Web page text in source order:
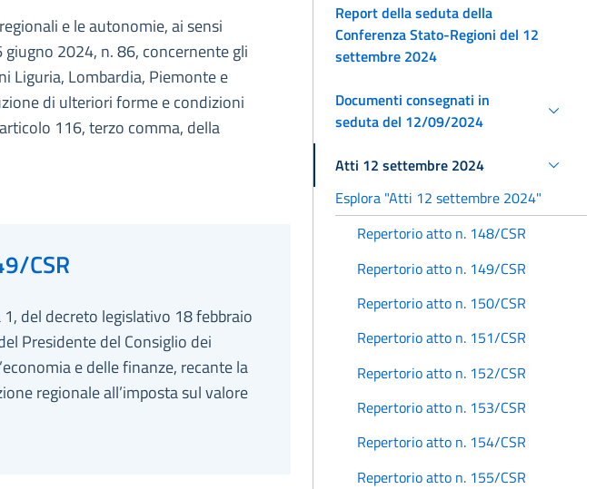
e le autonomie, ai sensi
2024, n. 86, concernente gli
Liguria, Lombardia, Piemonte e
di ulteriori forme e condizioni
116, terzo comma, della
CSR
del decreto legislativo 18 febbraio
Presidente del Consiglio dei
e delle finanze, recante la
regionale all’imposta sul valore
Report della seduta della
Conferenza Stato-Regioni del 12
settembre 2024
Documenti consegnati in
seduta del 12/09/2024
Atti 12 settembre 2024
Esplora "Atti 12 settembre 2024"
Repertorio atto n. 148/CSR
Repertorio atto n. 149/CSR
Repertorio atto n. 150/CSR
Repertorio atto n. 151/CSR
Repertorio atto n. 152/CSR
Repertorio atto n. 153/CSR
Repertorio atto n. 154/CSR
Repertorio atto n. 155/CSR